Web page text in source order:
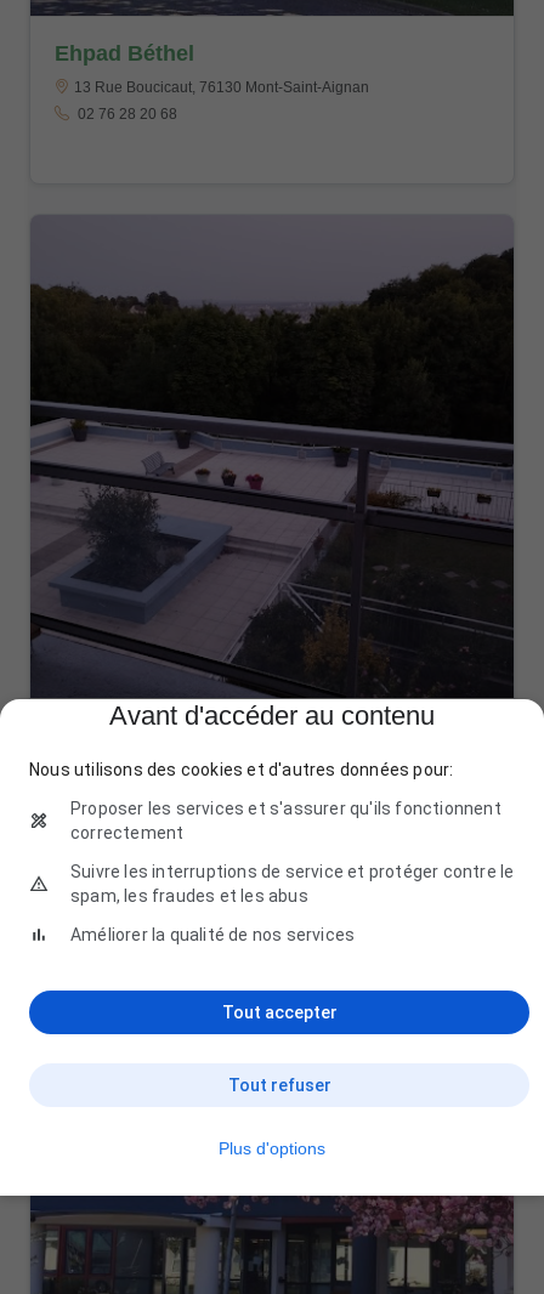
Ehpad Béthel
13 Rue Boucicaut, 76130 Mont-Saint-Aignan
02 76 28 20 68
7 Rue Jacques Boutrolle d'Estaimbuc, 76130 Mont-Saint-
02 35 71 83 83
Avant d'accéder au contenu
Nous utilisons des cookies et d'autres données pour:
Proposer les services et s'assurer qu'ils fonctionnent
correctement
Suivre les interruptions de service et protéger contre le
spam, les fraudes et les abus
Améliorer la qualité de nos services
Tout refuser
Tout accepter
Plus d'options